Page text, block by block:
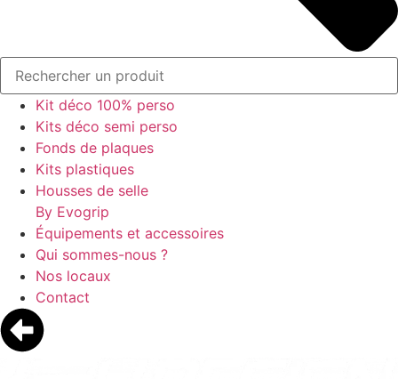
Kit déco 100% perso
Kits déco semi perso
Fonds de plaques
Kits plastiques
Housses de selle
By Evogrip
Équipements et accessoires
Qui sommes-nous ?
Nos locaux
Contact